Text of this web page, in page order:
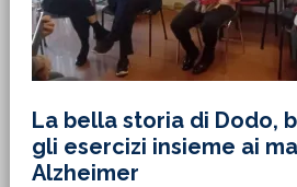
La bella storia di Dodo,
gli esercizi insieme ai
Alzheimer